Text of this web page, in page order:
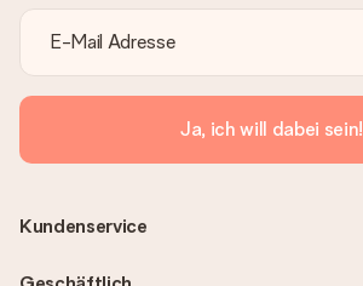
Ja, ich will dabei sein!
Kundenservice